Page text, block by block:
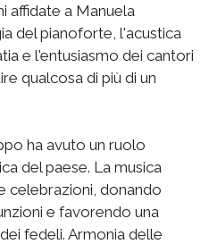
affidate a Manuela
del pianoforte, l'acustica
e l'entusiasmo dei cantori
qualcosa di più di un
ha avuto un ruolo
del paese. La musica
celebrazioni, donando
e favorendo una
fedeli. Armonia delle